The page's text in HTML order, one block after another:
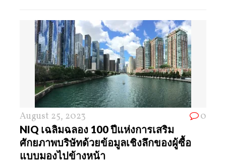
August 25, 2023 0
NIQ เฉลิมฉลอง 100 ปีแห่งการเสริม
ศักยภาพบริษัทด้วยข้อมูลเชิงลึกของผู้ซื้อ
แบบมองไปข้างหน้า